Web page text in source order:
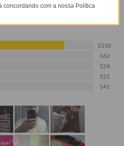
2110
162
124
121
141
concordando com a nossa Política